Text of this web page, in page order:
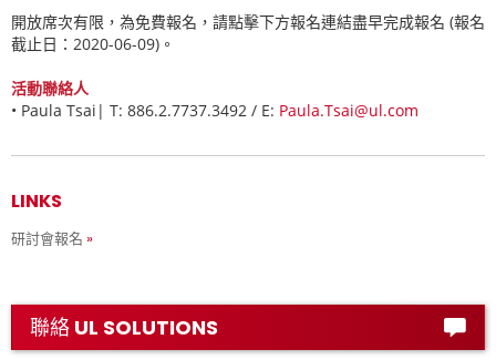
開放席次有限，為免費報名，請點擊下方報名連結盡早完成報名 (報名
截止日： 2020-06-09)。
活動聯絡人
• Paula Tsai| T: 886.2.7737.3492 / E: Paula.Tsai@ul.com
LINKS
研討會報名
聯絡 UL SOLUTIONS